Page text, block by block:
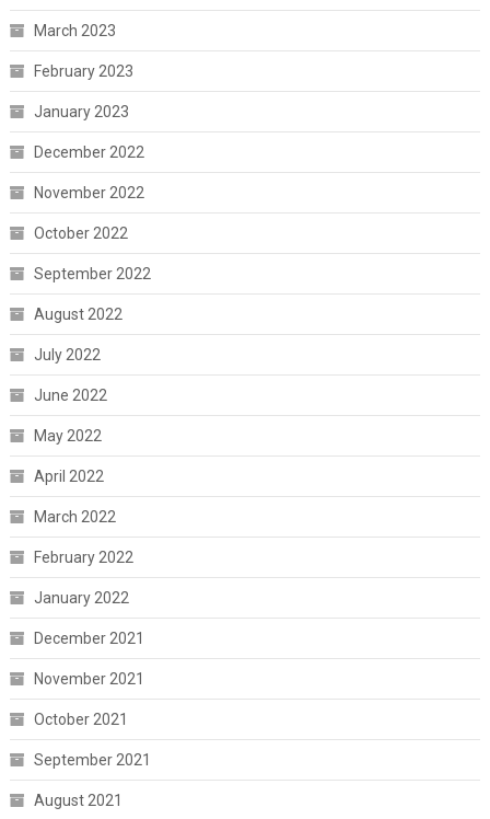
March 2023
February 2023
January 2023
December 2022
November 2022
October 2022
September 2022
August 2022
July 2022
June 2022
May 2022
April 2022
March 2022
February 2022
January 2022
December 2021
November 2021
October 2021
September 2021
August 2021